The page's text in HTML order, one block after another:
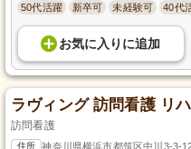
50代活躍 新卒可 未経験可 40代
お気に入り に追加
ラヴィング 訪問看護 リ
訪問看護
住所 神奈川県横浜市都筑区中川3-3-